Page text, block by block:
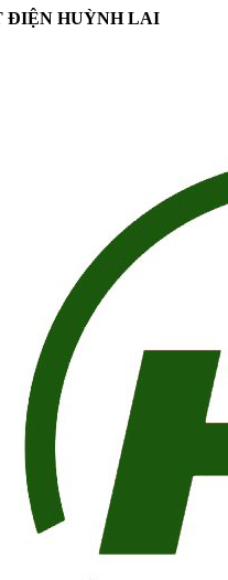
ĐIỆN HUỲNH LAI